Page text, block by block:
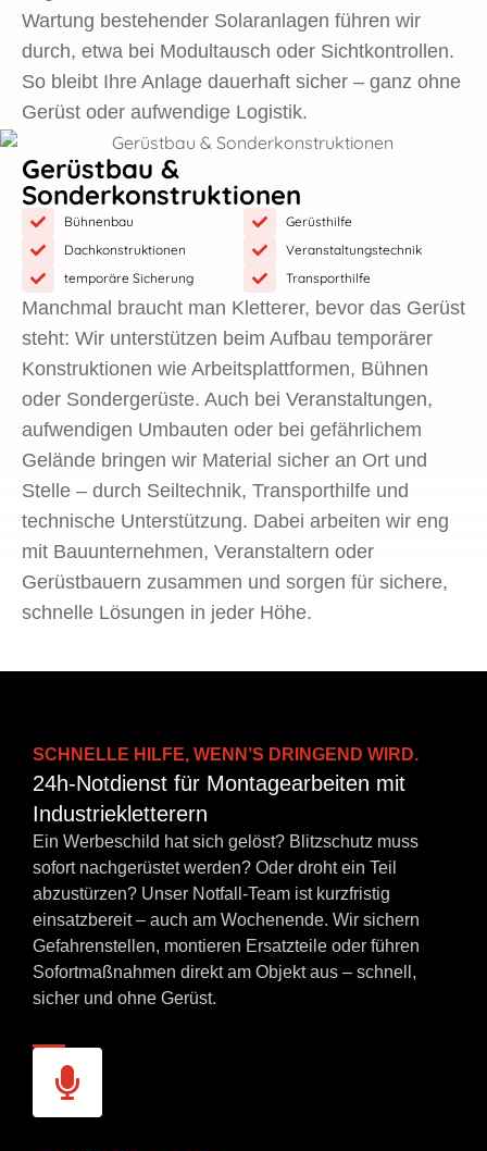
Wartung bestehender Solaranlagen führen wir
durch, etwa bei Modultausch oder Sichtkontrollen.
So bleibt Ihre Anlage dauerhaft sicher – ganz ohne
Gerüst oder aufwendige Logistik.
Gerüstbau &
Sonderkonstruktionen
Bühnenbau
Gerüsthilfe
Dachkonstruktionen
Veranstaltungstechnik
temporäre Sicherung
Transporthilfe
Manchmal braucht man Kletterer, bevor das Gerüst
steht: Wir unterstützen beim Aufbau temporärer
Konstruktionen wie Arbeitsplattformen, Bühnen
oder Sondergerüste. Auch bei Veranstaltungen,
aufwendigen Umbauten oder bei gefährlichem
Gelände bringen wir Material sicher an Ort und
Stelle – durch Seiltechnik, Transporthilfe und
technische Unterstützung. Dabei arbeiten wir eng
mit Bauunternehmen, Veranstaltern oder
Gerüstbauern zusammen und sorgen für sichere,
schnelle Lösungen in jeder Höhe.
SCHNELLE HILFE, WENN’S DRINGEND WIRD.
24h-Notdienst für Montagearbeiten mit
Industriekletterern
Ein Werbeschild hat sich gelöst? Blitzschutz muss
sofort nachgerüstet werden? Oder droht ein Teil
abzustürzen? Unser Notfall-Team ist kurzfristig
einsatzbereit – auch am Wochenende. Wir sichern
Gefahrenstellen, montieren Ersatzteile oder führen
Sofortmaßnahmen direkt am Objekt aus – schnell,
sicher und ohne Gerüst.